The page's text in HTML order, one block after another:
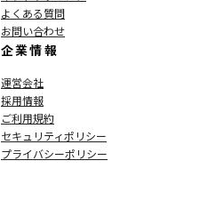
よくある質問
お問い合わせ
企業情報
運営会社
採用情報
ご利用規約
セキュリティポリシー
プライバシーポリシー